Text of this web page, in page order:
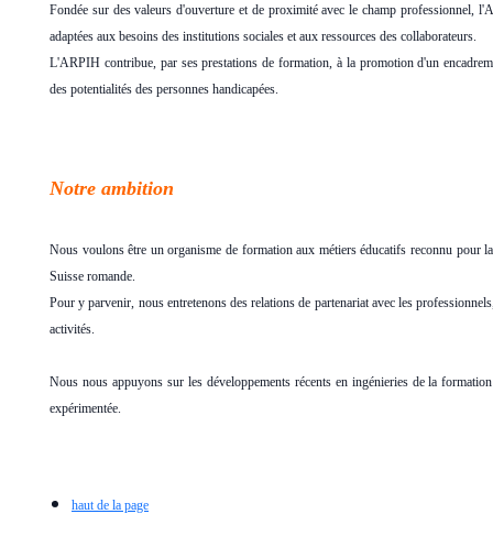
Fondée sur des valeurs d'ouverture et de proximité avec le champ professionnel,
adaptées aux besoins des institutions sociales et aux ressources des collaborateurs.
L'ARPIH contribue, par ses prestations de formation, à la promotion d'un
des potentialités des personnes handicapées.
Notre ambition
Nous voulons être un organisme de formation aux métiers éducatifs reconnu pour
Suisse romande.
Pour y parvenir, nous entretenons des relations de partenariat avec les
activités.
Nous nous appuyons sur les développements récents en ingénieries de la
expérimentée.
haut de la page